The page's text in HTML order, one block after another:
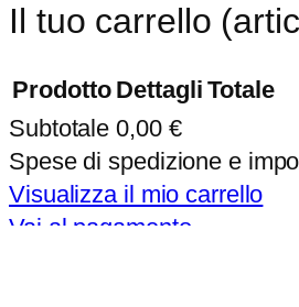
Il tuo carrello
Prodotti
nel
carrello
Prodotto Dettagli Totale
Subtotale0,00 €
Spese di spedizione e
Visualizza il mio carrello
Vai al pagamento